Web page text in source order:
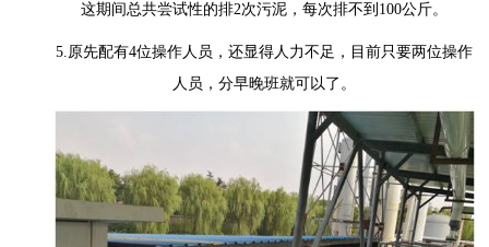
这期间总共尝试性的排2次污泥，每次排不到100公斤。
5.原先配有4位操作人员，还显得人力不足，目前只要两位操作
人员，分早晚班就可以了。